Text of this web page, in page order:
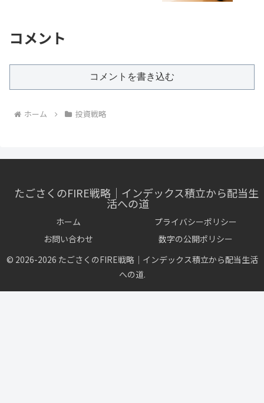
コメント
コメントを書き込む
ホーム 投資戦略
たごさくのFIRE戦略｜インデックス積立から配当生
活への道
ホーム
プライバシーポリシー
お問い合わせ
数字の公開ポリシー
© 2026-2026 たごさくのFIRE戦略｜インデックス積立から配当生活
への道.